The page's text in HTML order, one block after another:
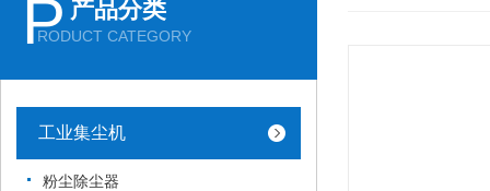
P 产品分类
RODUCT CATEGORY
工业集尘机
粉尘除尘器